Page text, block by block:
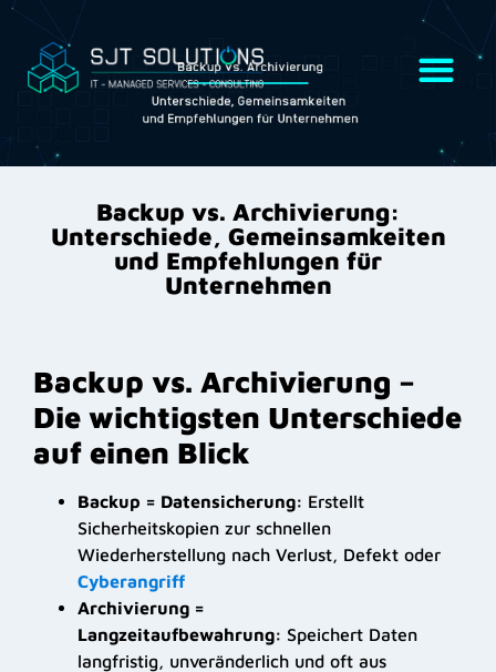
Backup vs. Archivierung:
Unterschiede, Gemeinsamkeiten
und Empfehlungen für
Unternehmen
Backup vs. Archivierung –
Die wichtigsten Unterschiede
auf einen Blick
Backup = Datensicherung: Erstellt
Sicherheitskopien zur schnellen
Wiederherstellung nach Verlust, Defekt oder
Cyberangriff
Archivierung =
Langzeitaufbewahrung: Speichert Daten
langfristig, unveränderlich und oft aus